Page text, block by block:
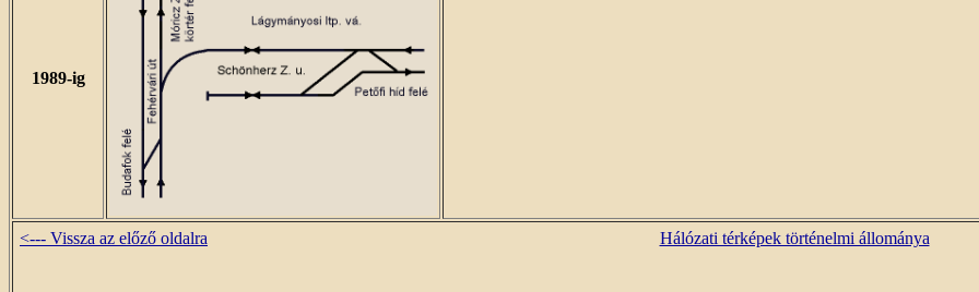
1989-ig
<--- Vissza az előző oldalra Hálózati térképek történelmi állománya